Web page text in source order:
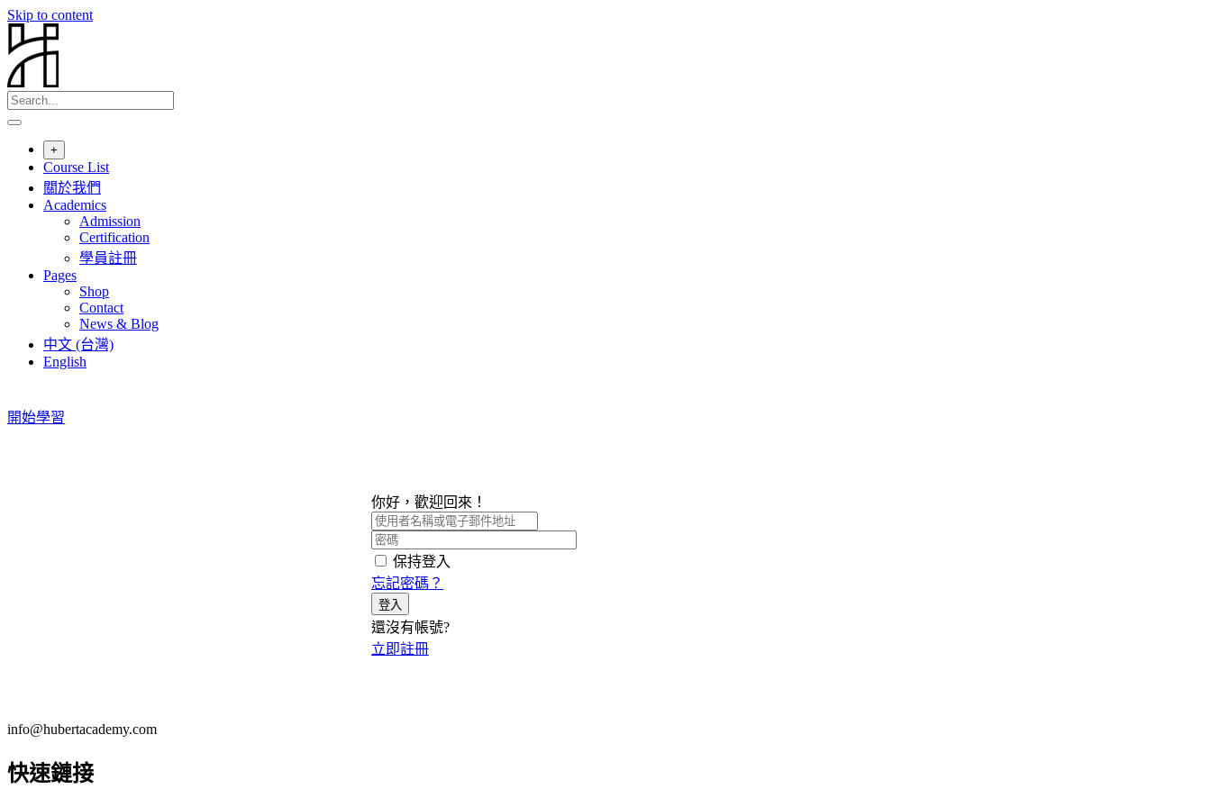
Skip to content
+
Course List
關於我們
Academics
Admission
Certification
學員註冊
Pages
Shop
Contact
News & Blog
中文 (台灣)
English
開始學習
你好，歡迎回來！
保持登入
忘記密碼？
登入
還沒有帳號?
立即註冊
info@hubertacademy.com
快速鏈接